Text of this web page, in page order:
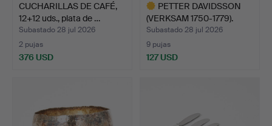
CUCHARILLAS DE CAFÉ,
12+12 uds., plata de …
Subastado 28 jul 2026
2 pujas
376 USD
PETTER DAVIDSSON
(VERKSAM 1750-1779).
Copa…
Subastado 28 jul 2026
9 pujas
127 USD